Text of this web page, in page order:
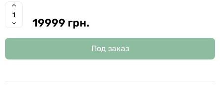
19999 грн.
Под заказ